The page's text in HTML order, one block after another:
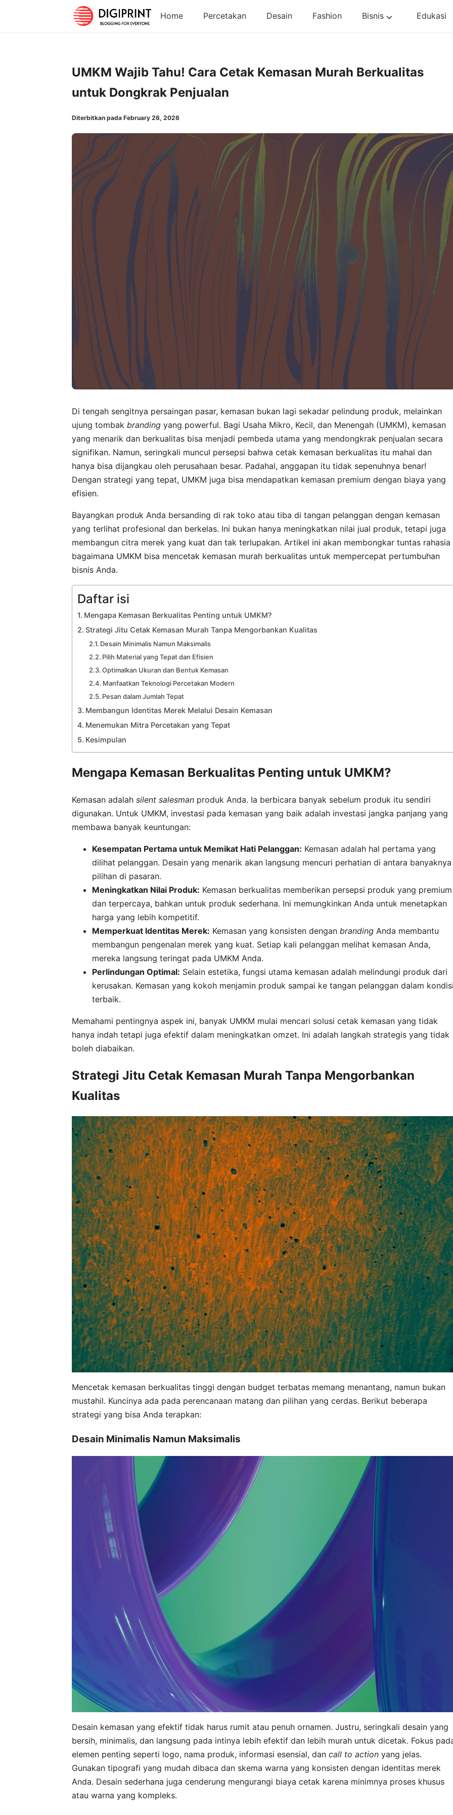
Home Percetakan Desain Fashion Bisnis Edukasi
UMKM Wajib Tahu! Cara Cetak Kemasan Murah Berkualitas
untuk Dongkrak Penjualan
Diterbitkan pada February 26, 2026
Di tengah sengitnya persaingan pasar, kemasan bukan lagi sekadar pelindung produk, melainkan
ujung tombak branding yang powerful. Bagi Usaha Mikro, Kecil, dan Menengah (UMKM), kemasan
yang menarik dan berkualitas bisa menjadi pembeda utama yang mendongkrak penjualan secara
signifikan. Namun, seringkali muncul persepsi bahwa cetak kemasan berkualitas itu mahal dan
hanya bisa dijangkau oleh perusahaan besar. Padahal, anggapan itu tidak sepenuhnya benar!
Dengan strategi yang tepat, UMKM juga bisa mendapatkan kemasan premium dengan biaya yang
efisien.
Bayangkan produk Anda bersanding di rak toko atau tiba di tangan pelanggan dengan kemasan
yang terlihat profesional dan berkelas. Ini bukan hanya meningkatkan nilai jual produk, tetapi juga
membangun citra merek yang kuat dan tak terlupakan. Artikel ini akan membongkar tuntas rahasia
bagaimana UMKM bisa mencetak kemasan murah berkualitas untuk mempercepat pertumbuhan
bisnis Anda.
Daftar isi
Mengapa Kemasan Berkualitas Penting untuk UMKM?
Strategi Jitu Cetak Kemasan Murah Tanpa Mengorbankan Kualitas
Desain Minimalis Namun Maksimalis
Pilih Material yang Tepat dan Efisien
Optimalkan Ukuran dan Bentuk Kemasan
Manfaatkan Teknologi Percetakan Modern
Pesan dalam Jumlah Tepat
Membangun Identitas Merek Melalui Desain Kemasan
Menemukan Mitra Percetakan yang Tepat
Kesimpulan
Mengapa Kemasan Berkualitas Penting untuk UMKM?
Kemasan adalah silent salesman produk Anda. Ia berbicara banyak sebelum produk itu sendiri
digunakan. Untuk UMKM, investasi pada kemasan yang baik adalah investasi jangka panjang yang
membawa banyak keuntungan:
Kesempatan Pertama untuk Memikat Hati Pelanggan: Kemasan adalah hal pertama yang
dilihat pelanggan. Desain yang menarik akan langsung mencuri perhatian di antara banyaknya
pilihan di pasaran.
Meningkatkan Nilai Produk: Kemasan berkualitas memberikan persepsi produk yang premium
dan terpercaya, bahkan untuk produk sederhana. Ini memungkinkan Anda untuk menetapkan
harga yang lebih kompetitif.
Memperkuat Identitas Merek: Kemasan yang konsisten dengan branding Anda membantu
membangun pengenalan merek yang kuat. Setiap kali pelanggan melihat kemasan Anda,
mereka langsung teringat pada UMKM Anda.
Perlindungan Optimal: Selain estetika, fungsi utama kemasan adalah melindungi produk dari
kerusakan. Kemasan yang kokoh menjamin produk sampai ke tangan pelanggan dalam
terbaik.
Memahami pentingnya aspek ini, banyak UMKM mulai mencari solusi cetak kemasan yang tidak
hanya indah tetapi juga efektif dalam meningkatkan omzet. Ini adalah langkah strategis yang tidak
boleh diabaikan.
Strategi Jitu Cetak Kemasan Murah Tanpa Mengorbankan
Kualitas
Mencetak kemasan berkualitas tinggi dengan budget terbatas memang menantang, namun bukan
mustahil. Kuncinya ada pada perencanaan matang dan pilihan yang cerdas. Berikut beberapa
strategi yang bisa Anda terapkan:
Desain Minimalis Namun Maksimalis
Desain kemasan yang efektif tidak harus rumit atau penuh ornamen. Justru, seringkali desain yang
bersih, minimalis, dan langsung pada intinya lebih efektif dan lebih murah untuk dicetak. Fokus
elemen penting seperti logo, nama produk, informasi esensial, dan call to action yang jelas.
Gunakan tipografi yang mudah dibaca dan skema warna yang konsisten dengan identitas merek
Anda. Desain sederhana juga cenderung mengurangi biaya cetak karena minimnya proses khusus
atau warna yang kompleks.